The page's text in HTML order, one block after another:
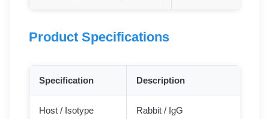
Product Specifications
Specification Description
Host / Isotype Rabbit / IgG